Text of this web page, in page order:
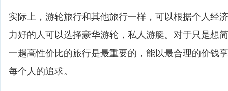
实际上，游轮旅行和其他旅行一样，可以根据个人经
力好的人可以选择豪华游轮，私人游艇。对于只是想
一趟高性价比的旅行是最重要的，能以最合理的价钱
每个人的追求。